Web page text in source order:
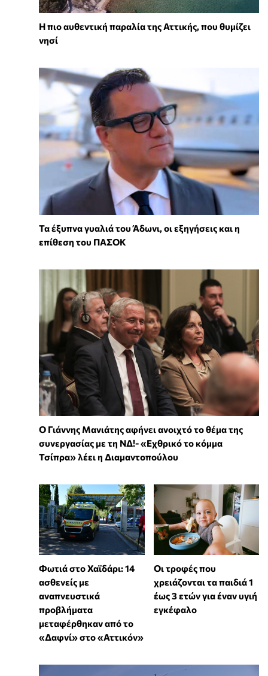
Η πιο αυθεντική παραλία της Αττικής, που θυμίζει
νησί
Τα έξυπνα γυαλιά του Άδωνι, οι εξηγήσεις και η
επίθεση του ΠΑΣΟΚ
Ο Γιάννης Μανιάτης αφήνει ανοιχτό το θέμα της
συνεργασίας με τη ΝΔ!- «Εχθρικό το κόμμα
Τσίπρα» λέει η Διαμαντοπούλου
Φωτιά στο Χαϊδάρι: 14
ασθενείς με
αναπνευστικά
προβλήματα
μεταφέρθηκαν από το
«Δαφνί» στο «Αττικόν»
Οι τροφές που
χρειάζονται τα παιδιά 1
έως 3 ετών για έναν υγιή
εγκέφαλο